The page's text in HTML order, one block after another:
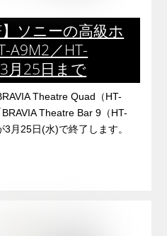
】ソニーの高級ホ
A9M2／HT-
月25日まで
Theatre Quad（HT-
Theatre Bar 9（HT-
月25日(水)で終了します。